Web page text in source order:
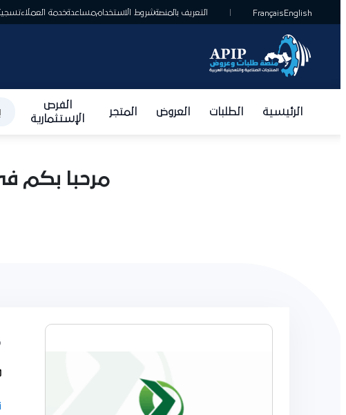
English
Français التعريف بالمنصةشروط الاستخداممساعدةخدمة العملاءتسجيل
الرئيسية الطلبات العروض المتجر
الفرص
الإستثمارية
مرحبا بكم